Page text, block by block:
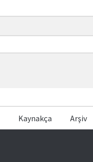
Kaynakça Arşiv